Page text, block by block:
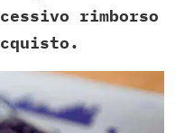
rimborso